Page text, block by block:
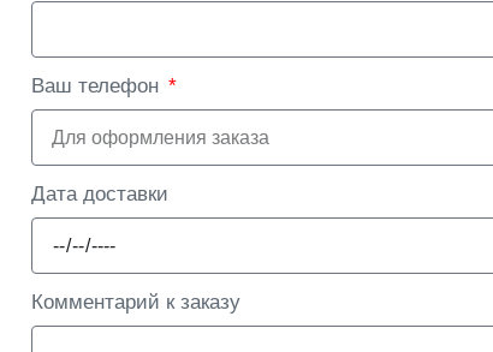
Ваш телефон
Дата доставки
Комментарий к заказу